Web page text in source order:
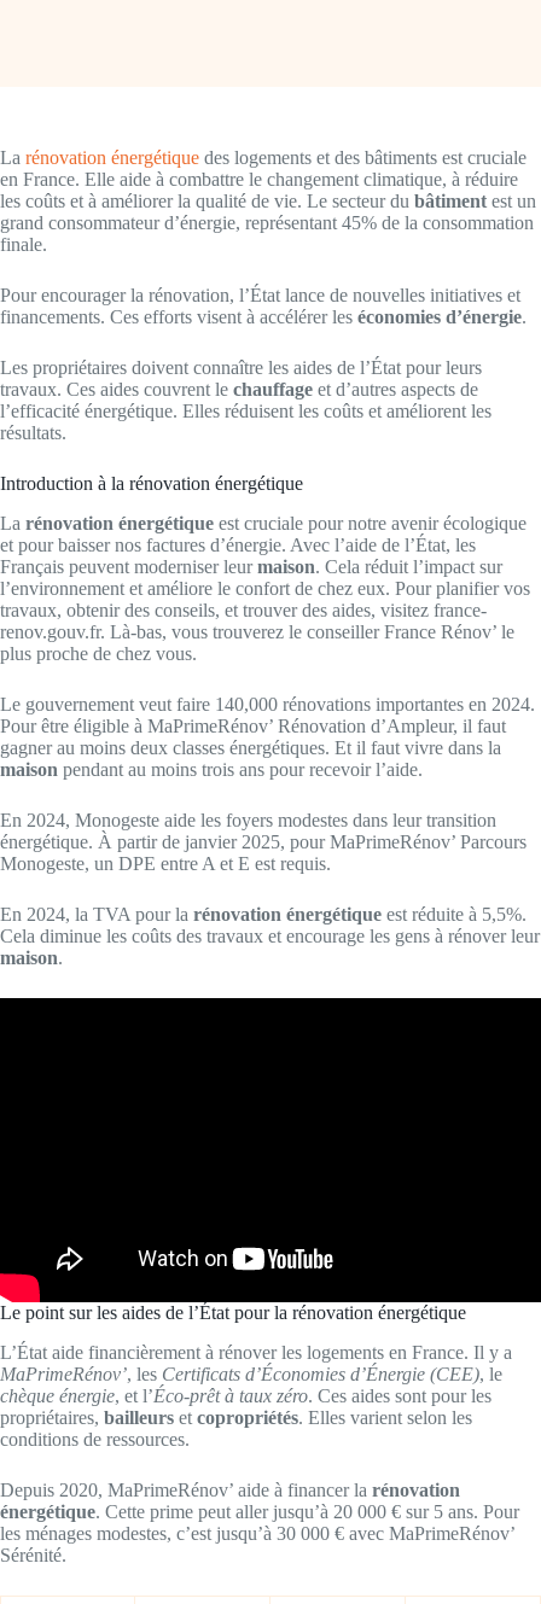
La rénovation énergétique des logements et des bâtiments est cruciale
en France. Elle aide à combattre le changement climatique, à réduire
les coûts et à améliorer la qualité de vie. Le secteur du bâtiment est un
grand consommateur d’énergie, représentant 45% de la consommation
finale.
Pour encourager la rénovation, l’État lance de nouvelles initiatives et
financements. Ces efforts visent à accélérer les économies d’énergie.
Les propriétaires doivent connaître les aides de l’État pour leurs
travaux. Ces aides couvrent le chauffage et d’autres aspects de
l’efficacité énergétique. Elles réduisent les coûts et améliorent les
résultats.
Introduction à la rénovation énergétique
La rénovation énergétique est cruciale pour notre avenir écologique
et pour baisser nos factures d’énergie. Avec l’aide de l’État, les
Français peuvent moderniser leurmaison. Cela réduit l’impact sur
l’environnement et améliore le confort de chez eux. Pour planifier vos
travaux, obtenir des conseils, et trouver des aides, visitez france-
renov.gouv.fr. Là-bas, vous trouverez le conseiller France Rénov’ le
plus proche de chez vous.
Le gouvernement veut faire 140,000 rénovations importantes en 2024.
Pour être éligible à MaPrimeRénov’ Rénovation d’Ampleur, il faut
gagner au moins deux classes énergétiques. Et il faut vivre dans la
maison pendant au moins trois ans pour recevoir l’aide.
En 2024, Monogeste aide les foyers modestes dans leur transition
énergétique. À partir de janvier 2025, pour MaPrimeRénov’ Parcours
Monogeste, un DPE entre A et E est requis.
En 2024, la TVA pour la rénovation énergétique est réduite à 5,5%.
Cela diminue les coûts des travaux et encourage les gens à rénover leur
maison.
Le point sur les aides de l’État pour la rénovation énergétique
L’État aide financièrement à rénover les logements en France. Il y a
MaPrimeRénov’, les Certificats d’Économies d’Énergie (CEE), le
chèque énergie, et l’Éco-prêt à taux zéro. Ces aides sont pour les
propriétaires, bailleurs et copropriétés. Elles varient selon les
conditions de ressources.
Depuis 2020, MaPrimeRénov’ aide à financer la rénovation
énergétique. Cette prime peut aller jusqu’à 20 000 € sur 5 ans. Pour
les ménages modestes, c’est jusqu’à 30 000 € avec MaPrimeRénov’
Sérénité.